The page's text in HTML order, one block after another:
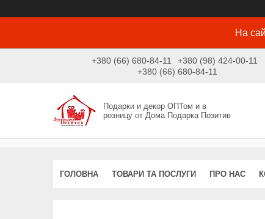
На
+380 (66) 680-84-11
+380 (98) 424-00-11
+380 (66) 680-84-11
Подарки и декор ОПТом и в
розницу от Дома Подарка Позитив
ГОЛОВНА ТОВАРИ ТА ПОСЛУГИ ПРО НАС